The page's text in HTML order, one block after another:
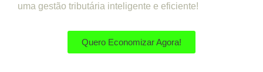
uma gestão tributária inteligente e eficiente!
Quero Economizar Agora!